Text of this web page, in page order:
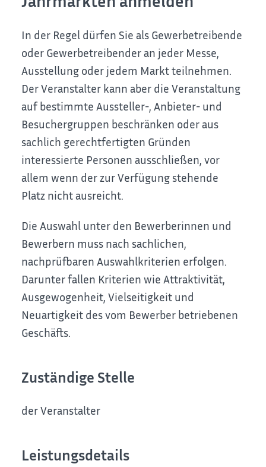
In der Regel dürfen Sie als Gewerbetreibende
oder Gewerbetreibender an jeder Messe,
Ausstellung oder jedem Markt teilnehmen.
Der Veranstalter kann aber die Veranstaltung
auf bestimmte Aussteller-, Anbieter- und
Besuchergruppen beschränken oder aus
sachlich gerechtfertigten Gründen
interessierte Personen ausschließen, vor
allem wenn der zur Verfügung stehende
Platz nicht ausreicht.
Die Auswahl unter den Bewerberinnen und
Bewerbern muss nach sachlichen,
nachprüfbaren Auswahlkriterien erfolgen.
Darunter fallen Kriterien wie Attraktivität,
Ausgewogenheit, Vielseitigkeit und
Neuartigkeit des vom Bewerber betriebenen
Geschäfts.
Zuständige Stelle
der Veranstalter
Leistungsdetails